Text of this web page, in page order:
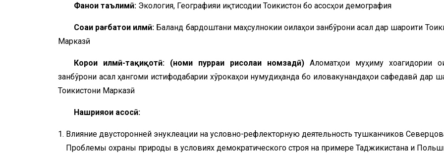
Фанҳои таълимӣ: Экология, Географияи иқтисодии Тоҷикистон бо асосҳои демография
Соҳаи рағбатҳои илмӣ: Баланд бардоштани маҳсулнокии оилаҳои занбўрони асал дар шароити
Марказӣ
Корҳои илмӣ-таҳқиқотӣ: (номи пурраи рисолаи номзадӣ) Аломатҳои муҳиму хоҷагидории
занбўрони асал ҳангоми истифодабарии хўрокаҳои нумудиҳанда бо иловакунандаҳои сафедавӣ дар
Тоҷикистони Марказӣ
Нашрияҳои асосӣ:
Влияние двусторонней энуклеации на условно-рефлекторную деятельность тушканчиков
Проблемы охраны природы в условиях демократического строя на примере Таджикистана и